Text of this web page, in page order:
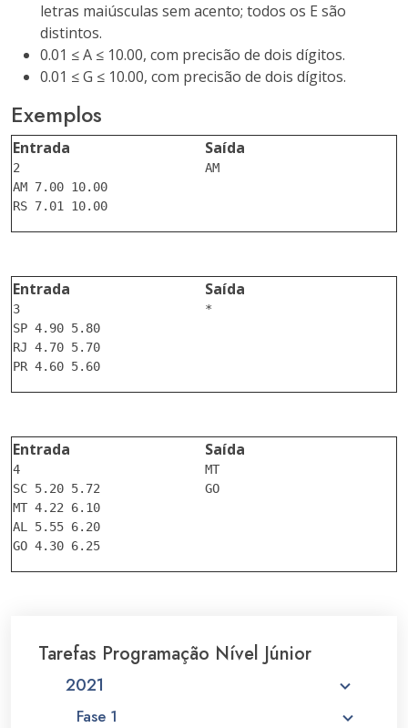
letras maiúsculas sem acento; todos os E são
distintos.
0.01 ≤ A ≤ 10.00, com precisão de dois dígitos.
0.01 ≤ G ≤ 10.00, com precisão de dois dígitos.
Exemplos
Entrada
2
AM 7.00 10.00
Saída
AM
Entrada
3
SP 4.90 5.80
RJ 4.70 5.70
Saída
*
Entrada
4
SC 5.20 5.72
MT 4.22 6.10
AL 5.55 6.20
Saída
MT
GO
Tarefas Programação Nível Júnior
2021
Fase 1